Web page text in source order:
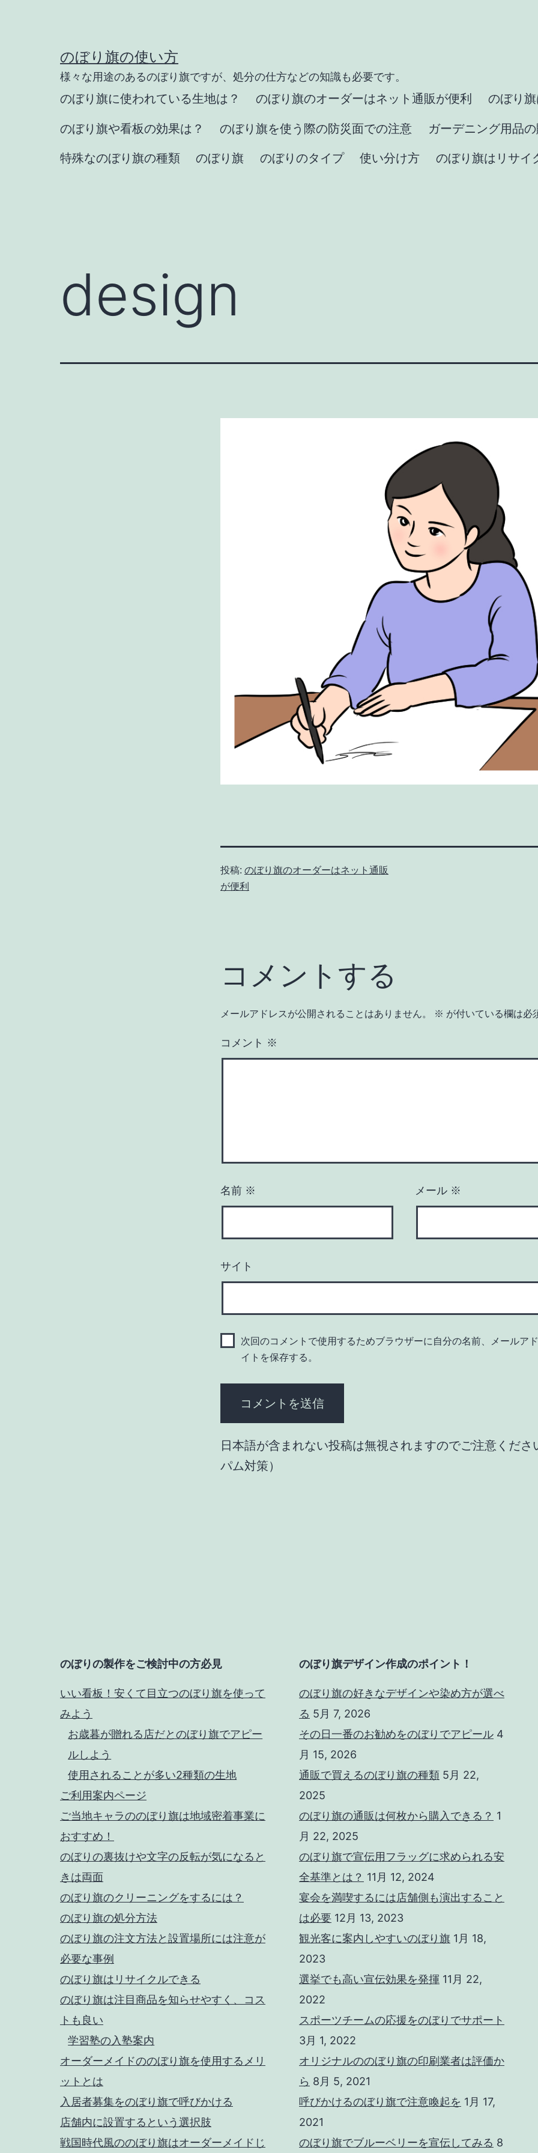
のぼり旗の使い方
様々な用途のあるのぼり旗ですが、処分の仕方などの知識も必要です。
のぼり旗に使われている生地は？ のぼり旗のオーダーはネット通販が便利 のぼり
のぼり旗や看板の効果は？ のぼり旗を使う際の防災面での注意 ガーデニング用品
特殊なのぼり旗の種類 のぼり旗 のぼりのタイプ 使い分け方 のぼり旗はリサイ
design
投稿: のぼり旗のオーダーはネット通販
が便利
コメントする
メールアドレスが公開されることはありません。 ※ が付いている欄は必
コメント ※
名前 ※ メール ※
サイト
次回のコメントで使用するためブラウザーに自分の名前、メールア
イトを保存する。
日本語が含まれない投稿は無視されますのでご注意くださ
パム対策）
のぼりの製作をご検討中の方必見
いい看板！安くて目立つのぼり旗を使って
みよう
お歳暮が贈れる店だとのぼり旗でアピー
ルしよう
使用されることが多い2種類の生地
ご利用案内ページ
ご当地キャラののぼり旗は地域密着事業に
おすすめ！
のぼりの裏抜けや文字の反転が気になると
きは両面
のぼり旗のクリーニングをするには？
のぼり旗の処分方法
のぼり旗の注文方法と設置場所には注意が
必要な事例
のぼり旗はリサイクルできる
のぼり旗は注目商品を知らせやすく、コス
トも良い
学習塾の入塾案内
オーダーメイドののぼり旗を使用するメリ
ットとは
入居者募集をのぼり旗で呼びかける
店舗内に設置するという選択肢
戦国時代風ののぼり旗はオーダーメイドじ
のぼり旗デザイン作成のポイント！
のぼり旗の好きなデザインや染め方が選べ
る 5月 7, 2026
その日一番のお勧めをのぼりでアピール 4
月 15, 2026
通販で買えるのぼり旗の種類 5月 22,
2025
のぼり旗の通販は何枚から購入できる？ 1
月 22, 2025
のぼり旗で宣伝用フラッグに求められる安
全基準とは？ 11月 12, 2024
宴会を満喫するには店舗側も演出すること
は必要 12月 13, 2023
観光客に案内しやすいのぼり旗 1月 18,
2023
選挙でも高い宣伝効果を発揮 11月 22,
2022
スポーツチームの応援をのぼりでサポート
3月 1, 2022
オリジナルののぼり旗の印刷業者は評価か
ら 8月 5, 2021
呼びかけるのぼり旗で注意喚起を 1月 17,
2021
のぼり旗でブルーベリーを宣伝してみる 8